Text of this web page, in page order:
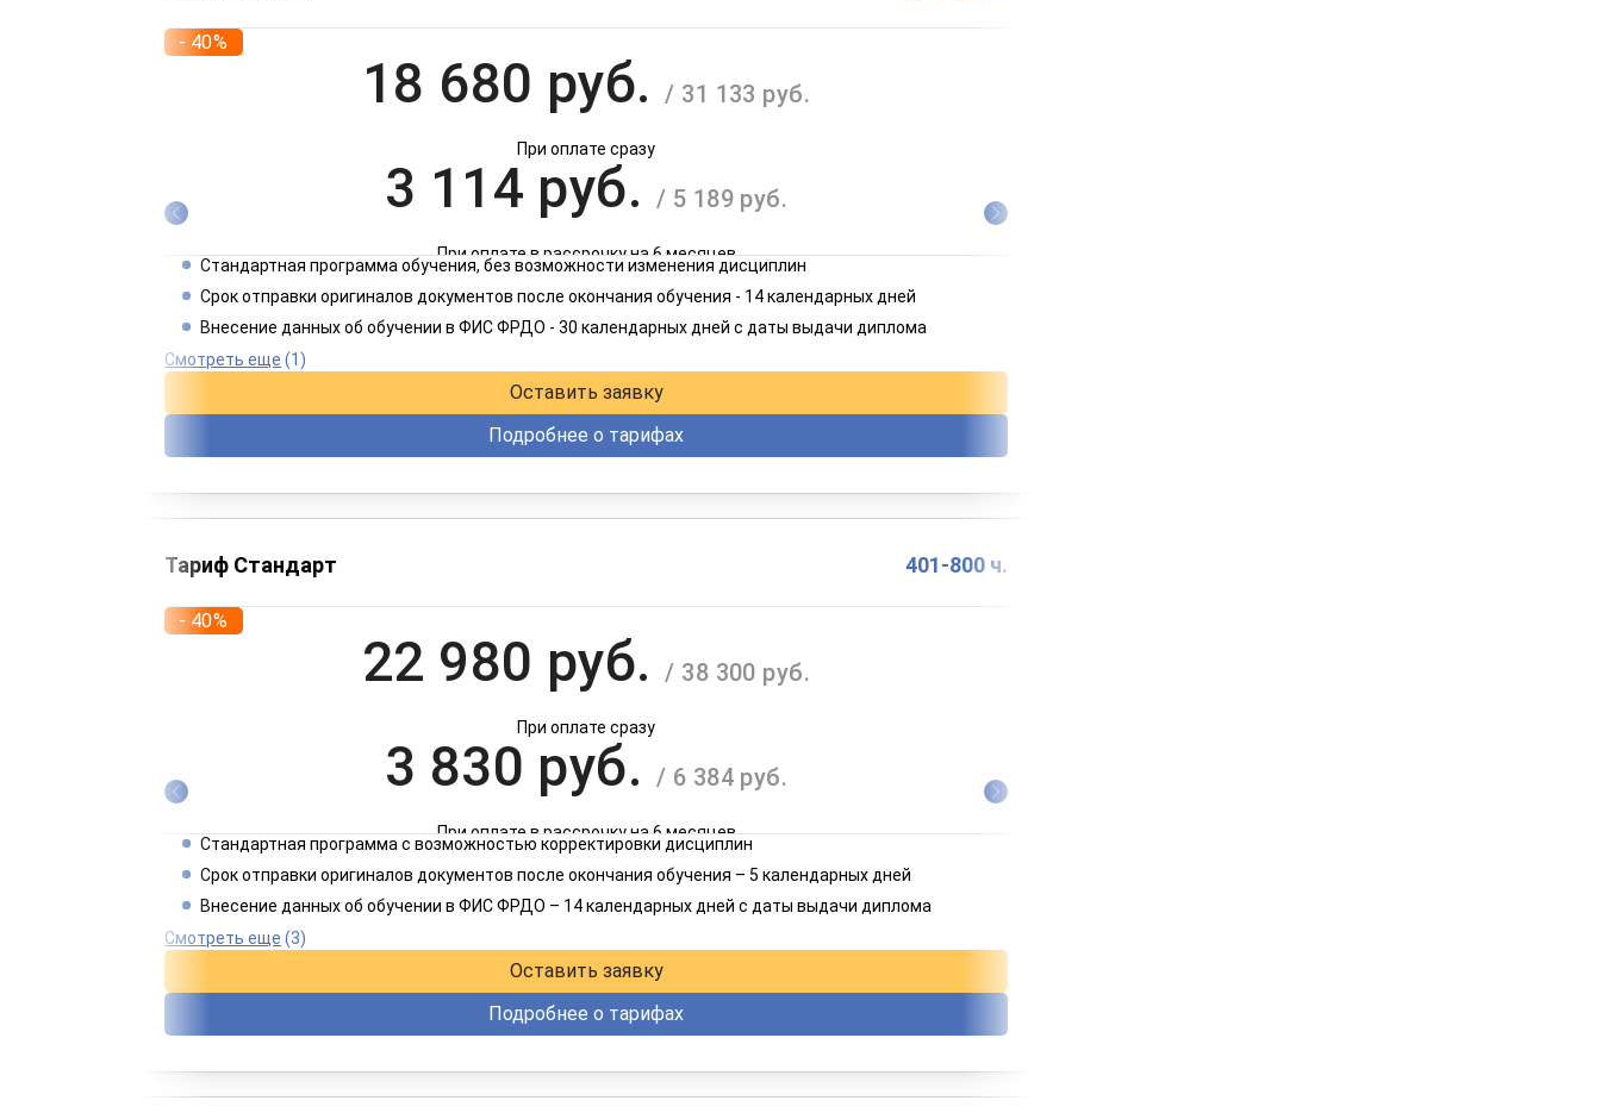
- 40%
18 680 руб./ 31 133 руб.
При оплате сразу
3 114 руб. / 5 189 руб.
При оплате в рассрочку на 6 месяцев
1 557 руб./ 2 595 руб.
Стандартная программа обучения, без возможности изменения дисциплин
Срок отправки оригиналов документов после окончания обучения - 14 календарных дней
Внесение данных об обучении в ФИС ФРДО - 30 календарных дней с даты выдачи диплома
Смотреть еще (1)
Оставить заявку
Подробнее о тарифах
Тариф Стандарт 401-800 ч.
- 40%
22 980 руб./ 38 300 руб.
При оплате сразу
3 830 руб. / 6 384 руб.
При оплате в рассрочку на 6 месяцев
1 915 руб./ 3 192 руб.
Стандартная программа с возможностью корректировки дисциплин
Срок отправки оригиналов документов после окончания обучения – 5 календарных дней
Внесение данных об обучении в ФИС ФРДО – 14 календарных дней с даты выдачи диплома
Смотреть еще (3)
Оставить заявку
Подробнее о тарифах